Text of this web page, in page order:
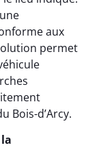
aux
permet
Bois-d’Arcy.